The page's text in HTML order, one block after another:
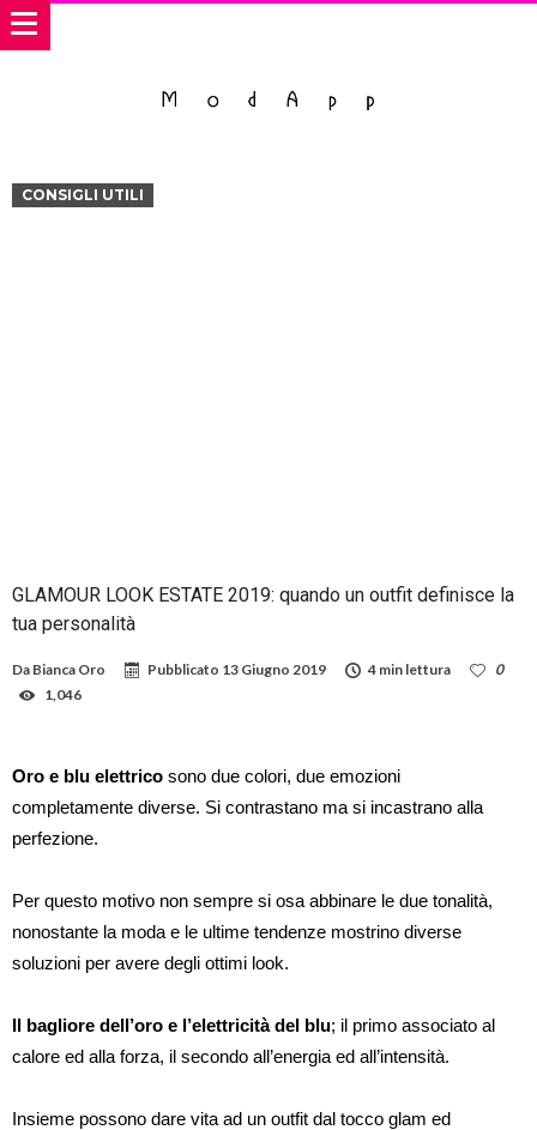
CONSIGLI UTILI
GLAMOUR LOOK ESTATE 2019: quando un outfit definisce la
tua personalità
Da Bianca Oro Pubblicato 13 Giugno 2019 4 min lettura
0
1,046
Oro e blu elettrico sono due colori, due emozioni
completamente diverse. Si contrastano ma si incastrano alla
perfezione.
Per questo motivo non sempre si osa abbinare le due tonalità,
nonostante la moda e le ultime tendenze mostrino diverse
soluzioni per avere degli ottimi look.
Il bagliore dell’oro e l’elettricità del blu; il primo associato al
calore ed alla forza, il secondo all’energia ed all’intensità.
Insieme possono dare vita ad un outfit dal tocco glam ed